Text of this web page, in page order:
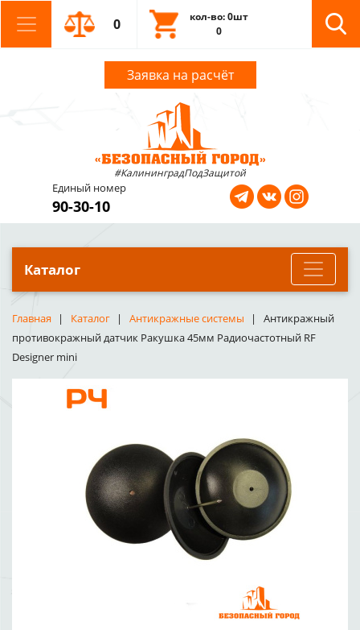
0
кол-во: 0шт
0
Заявка на расчёт
#КалининградПодЗащитой
Единый номер
90-30-10
Каталог
Главная Каталог Антикражные системы
Антикражный
противокражный датчик Ракушка 45мм Радиочастотный RF
Designer mini